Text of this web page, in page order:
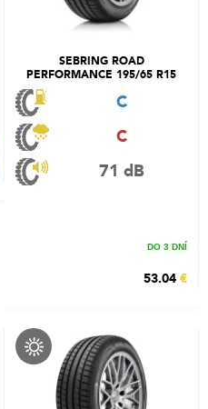
SEBRING ROAD
PERFORMANCE 195/65 R15
C
C
71 dB
DO 3 DNÍ
53.04 €